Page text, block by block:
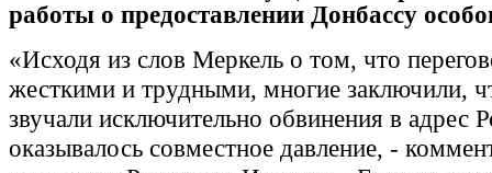
работы о предоставлении Донбассу
«Исходя из слов Меркель о том, что
жесткими и трудными, многие заключили,
звучали исключительно обвинения в адрес
оказывалось совместное давление, -